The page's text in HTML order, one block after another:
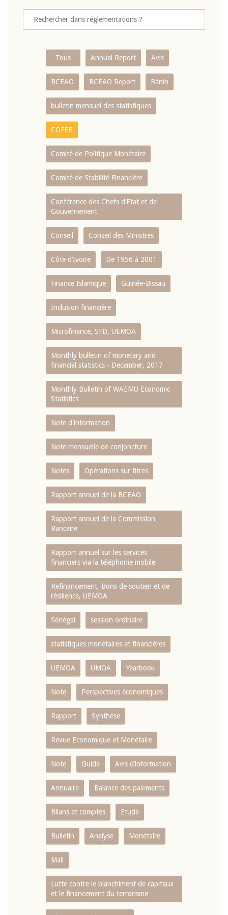
- Tous - Annual Report Avis
BCEAO BCEAO Report Bénin
bulletin mensuel des statistiques
COFEB
Comité de Politique Monétaire
Comité de Stabilité Financière
Conférence des Chefs d’Etat et de
Gouvernement
Conseil Conseil des Ministres
Côte d’Ivoire De 1956 à 2001
Finance Islamique Guinée-Bissau
Inclusion financière
Microfinance, SFD, UEMOA
Monthly bulletin of monetary and
financial statistics - December, 2017
Monthly Bulletin of WAEMU Economic
Statistics
Note d'information
Note mensuelle de conjoncture
Notes Opérations sur titres
Rapport annuel de la BCEAO
Rapport annuel de la Commission
Bancaire
Rapport annuel sur les services
financiers via la téléphonie mobile
Refinancement, Bons de soutien et de
résilience, UEMOA
Sénégal session ordinaire
statistiques monétaires et financières
UEMOA UMOA Yearbook
Note Perspectives économiques
Rapport Synthése
Revue Economique et Monétaire
Note Guide Avis d’information
Annuaire Balance des paiements
Bilans et comptes Etude
Bulletin Analyse Monétaire
Mali
Lutte contre le blanchiment de capitaux
et le financement du terrorisme